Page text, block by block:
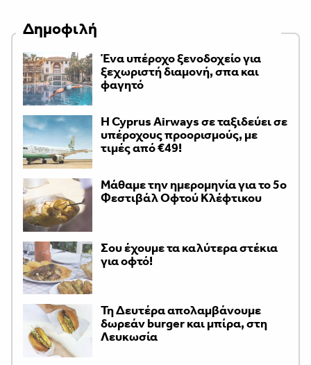
Δημοφιλή
Ένα υπέροχο ξενοδοχείο για
ξεχωριστή διαμονή, σπα και
φαγητό
H Cyprus Airways σε ταξιδεύει σε
υπέροχους προορισμούς, με
τιμές από €49!
Μάθαμε την ημερομηνία για το 5ο
Φεστιβάλ Οφτού Κλέφτικου
Σου έχουμε τα καλύτερα στέκια
για οφτό!
Τη Δευτέρα απολαμβάνουμε
δωρεάν burger και μπίρα, στη
Λευκωσία